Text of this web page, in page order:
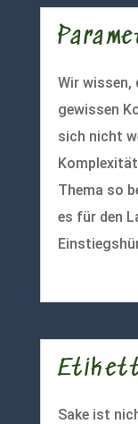
Wir wissen,
gewissen
sich nicht
Thema so
es für den
Sake ist